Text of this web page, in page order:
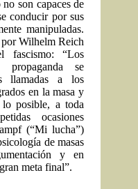
son capaces de
conducir por sus
manipuladas.
Wilhelm Reich
fascismo: “Los
propaganda se
llamadas a los
en la masa y
posible, a toda
ocasiones
(“Mi lucha”)
de masas
y en
meta final”.